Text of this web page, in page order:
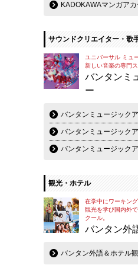
KADOKAWAマンガア
サウンドクリエイター・歌
ユニバーサル ミュ
新しい音楽の専門ス
バンタンミ
ー
バンタンミュージック
バンタンミュージック
バンタンミュージック
観光・ホテル
在学中にワーキン
観光を学び国内外
クール。
バンタン外
バンタン外語＆ホテル